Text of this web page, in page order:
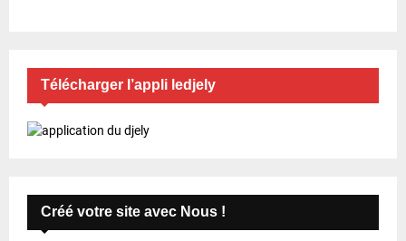
Télécharger l’appli ledjely
Créé votre site avec Nous !